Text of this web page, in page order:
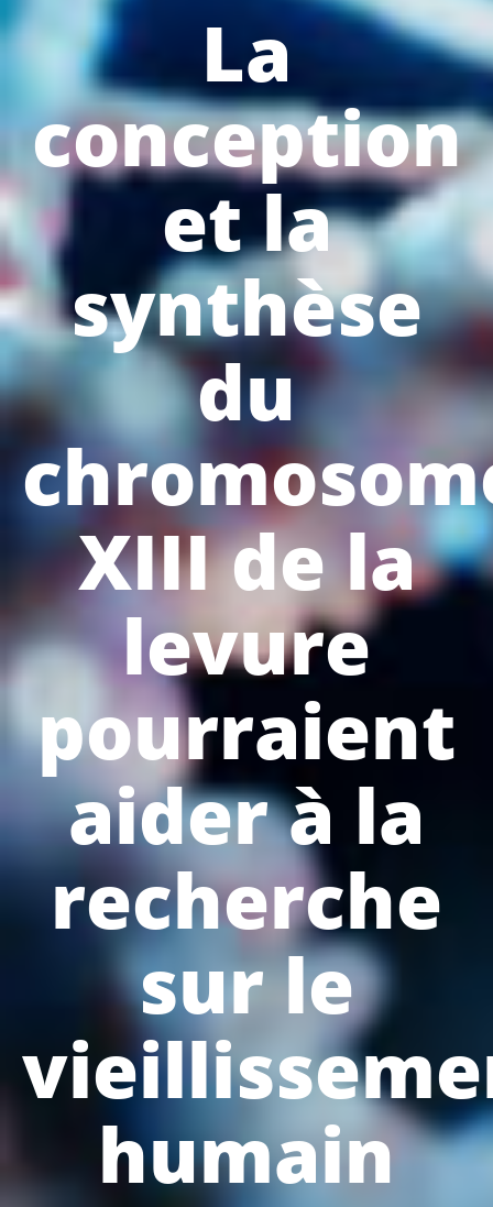
La
conception
et la
synthèse
du
XIII de la
levure
pourraient
aider à la
recherche
sur le
humain